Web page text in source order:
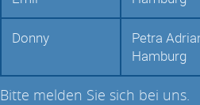
Donny
Petra
Hamburg
Bitte melden Sie sich bei uns.